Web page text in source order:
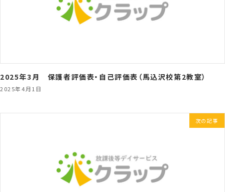
2025年3月 保護者評価表・自己評価表（馬込沢校第2教室）
2025年4月1日
次の記事